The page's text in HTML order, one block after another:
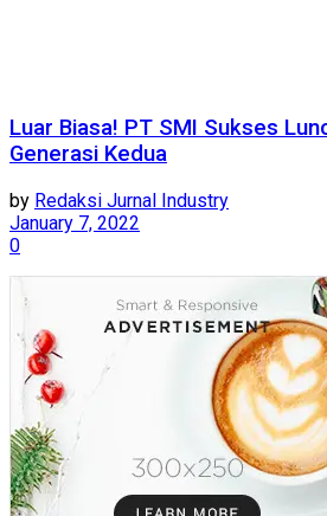
Luar Biasa! PT SMI Sukses
Generasi Kedua
by Redaksi Jurnal Industry
January 7, 2022
0